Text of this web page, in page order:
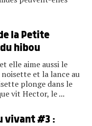
la Petite
hibou
elle aime aussi le
et la lance au
plonge dans le
vit Hector, le ...
vivant #3 :